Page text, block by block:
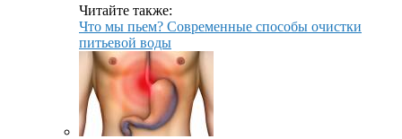
Читайте также:
Что мы пьем? Современные способы очистки
питьевой воды